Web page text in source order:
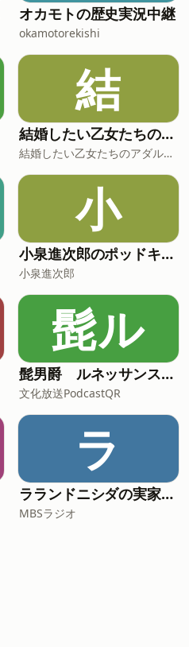
オカモトの歴史実況中継
okamotorekishi
結
結婚したい乙女たちのアダルトーク
結婚したい乙女たちのアダルトーク
小
小泉進次郎のポッドキャスト
小泉進次郎
髭ル
髭男爵 ルネッサンスラジオ
文化放送PodcastQR
ラ
ラランドニシダの実家には帰らない
MBSラジオ